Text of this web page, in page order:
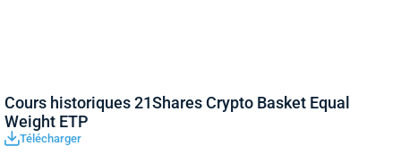
Cours historiques 21Shares Crypto Basket Equal
Weight ETP
Télécharger